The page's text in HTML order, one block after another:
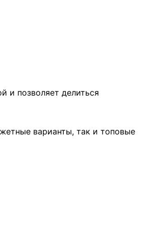
и позволяет делиться
варианты, так и топовые